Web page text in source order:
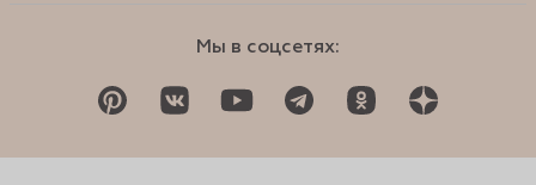
Мы в соцсетях: